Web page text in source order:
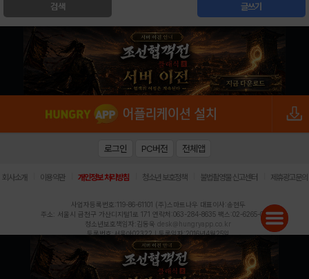
검색 글쓰기
로그인 PC버전 전체앱
회사소개 이용약관 개인정보 처리방침 청소년 보호정책 불법촬영물 신고센터 제휴광고문의
사업자등록번호:119-86-61101 (주)스마트나우 대표이사:송현두
주소: 서울시 금천구 가산디지털1로 171 연락처:063-284-8635 팩스:02-6265-0377
청소년보호책임자:김동욱 desk@hungryapp.co.kr
등록번호:서울아02322 | 등록일자:2016년4월25일
발행인:(주)스마트나우 송현두 | 편집인:김동욱
헝그리앱의 콘텐츠 및 기사는 저작권법의 보호를 받으므로, 무단 전재, 복사, 배포 등을 금합니다.
Copyright (c) HungryApp All Rights Reserved.